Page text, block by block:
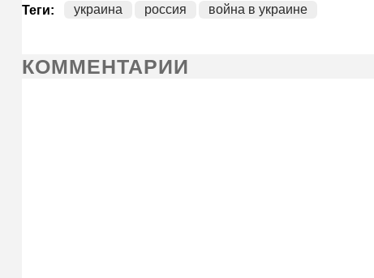
Теги: украина россия война в украине
КОММЕНТАРИИ